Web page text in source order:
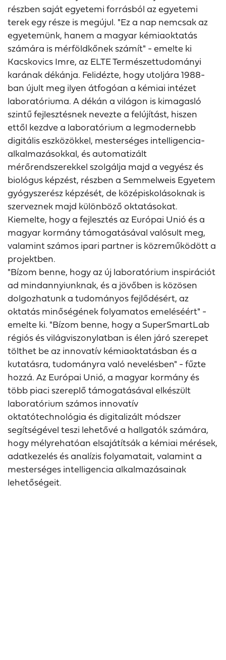
részben saját egyetemi forrásból az egyetemi
terek egy része is megújul. "Ez a nap nemcsak az
egyetemünk, hanem a magyar kémiaoktatás
számára is mérföldkőnek számít" - emelte ki
Kacskovics Imre, az ELTE Természettudományi
karának dékánja. Felidézte, hogy utoljára 1988-
ban újult meg ilyen átfogóan a kémiai intézet
laboratóriuma. A dékán a világon is kimagasló
szintű fejlesztésnek nevezte a felújítást, hiszen
ettől kezdve a laboratórium a legmodernebb
digitális eszközökkel, mesterséges intelligencia-
alkalmazásokkal, és automatizált
mérőrendszerekkel szolgálja majd a vegyész és
biológus képzést, részben a Semmelweis Egyetem
gyógyszerész képzését, de középiskolásoknak is
szerveznek majd különböző oktatásokat.
Kiemelte, hogy a fejlesztés az Európai Unió és a
magyar kormány támogatásával valósult meg,
valamint számos ipari partner is közreműködött a
projektben.
"Bízom benne, hogy az új laboratórium inspirációt
ad mindannyiunknak, és a jövőben is közösen
dolgozhatunk a tudományos fejlődésért, az
oktatás minőségének folyamatos emeléséért" -
emelte ki. "Bízom benne, hogy a SuperSmartLab
régiós és világviszonylatban is élen járó szerepet
tölthet be az innovatív kémiaoktatásban és a
kutatásra, tudományra való nevelésben" - fűzte
hozzá. Az Európai Unió, a magyar kormány és
több piaci szereplő támogatásával elkészült
laboratórium számos innovatív
oktatótechnológia és digitalizált módszer
segítségével teszi lehetővé a hallgatók számára,
hogy mélyrehatóan elsajátítsák a kémiai mérések,
adatkezelés és analízis folyamatait, valamint a
mesterséges intelligencia alkalmazásainak
lehetőségeit.